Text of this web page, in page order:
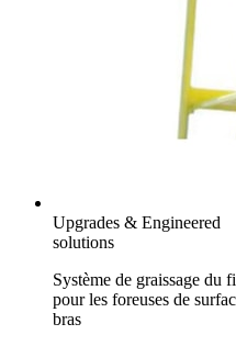
Upgrades & Engineered
solutions
Système de graissage du
pour les foreuses de
bras